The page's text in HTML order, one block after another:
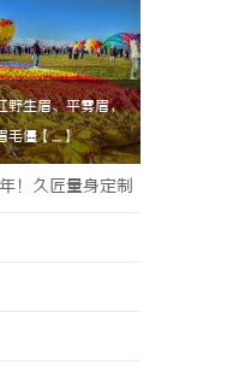
野生眉、平雾眉，
僵【....】
！久匠量身定制
之笔！淡颜系女